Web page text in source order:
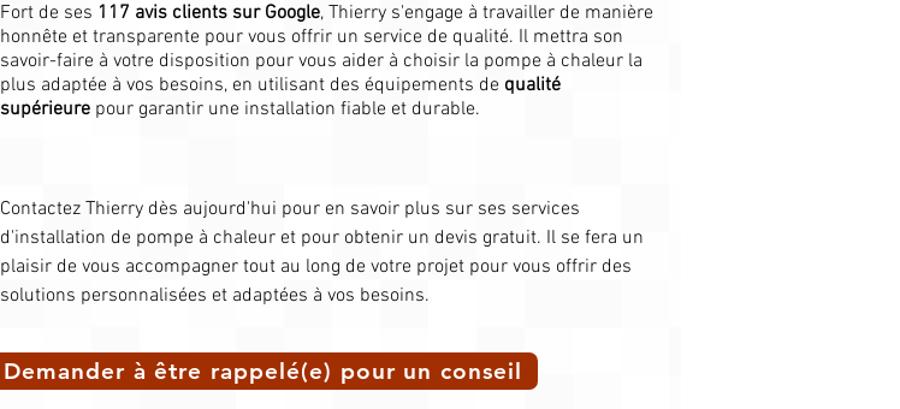
Fort de ses 117 avis clients sur Google, Thierry s'engage à travailler de manière
honnête et transparente pour vous offrir un service de qualité. Il mettra son
savoir-faire à votre disposition pour vous aider à choisir la pompe à chaleur la
plus adaptée à vos besoins, en utilisant des équipements de qualité
supérieure pour garantir une installation fiable et durable.​
Contactez Thierry dès aujourd'hui pour en savoir plus sur ses services
d'installation de pompe à chaleur et pour obtenir un devis gratuit. Il se fera un
plaisir de vous accompagner tout au long de votre projet pour vous offrir des
solutions personnalisées et adaptées à vos besoins.
Demander à être rappelé(e) pour un conseil